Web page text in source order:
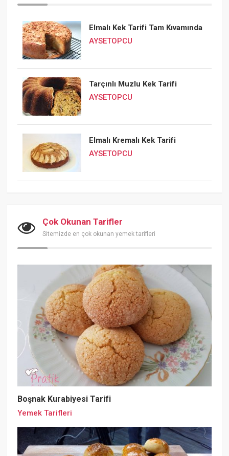
Elmalı Kek Tarifi Tam Kıvamında
AYSETOPCU
Tarçınlı Muzlu Kek Tarifi
AYSETOPCU
Elmalı Kremalı Kek Tarifi
AYSETOPCU
Çok Okunan Tarifler
Sitemizde en çok okunan yemek tarifleri
Boşnak Kurabiyesi Tarifi
Yemek Tarifleri